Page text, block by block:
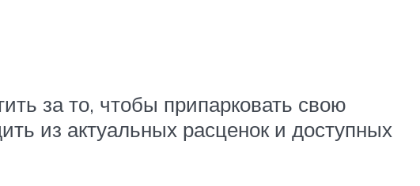
за то, чтобы припарковать свою
из актуальных расценок и доступных